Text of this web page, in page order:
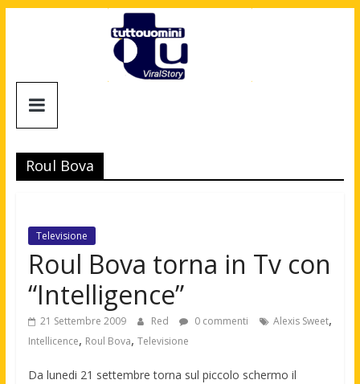
Tuttouomini
Tv,
Cinema,
news
moda
maschile
Roul Bova
Televisione
Roul Bova torna in Tv con
“Intelligence”
21 Settembre 2009 Red 0 commenti Alexis Sweet,
Intellicence, Roul Bova, Televisione
Da lunedi 21 settembre torna sul piccolo schermo il